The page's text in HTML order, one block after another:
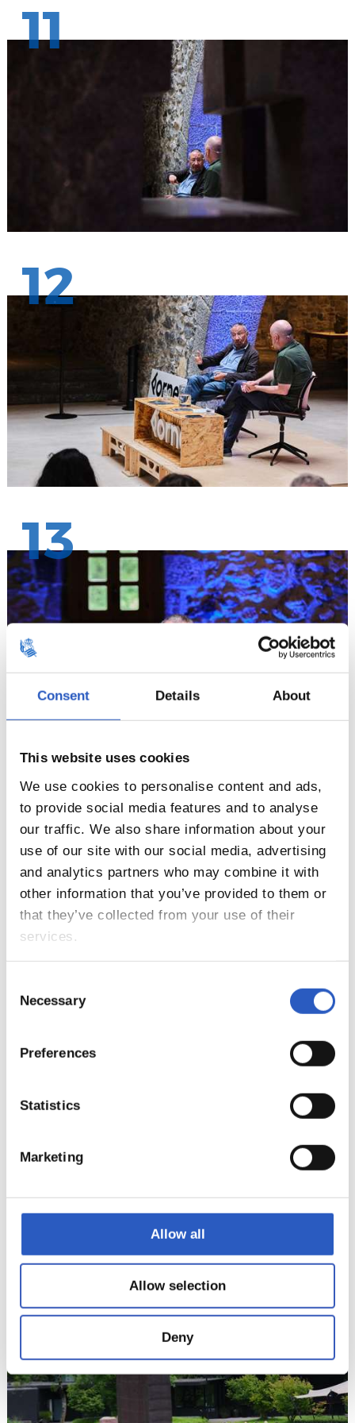
Consent Details About
This website uses cookies
We use cookies to personalise content and ads,
to provide social media features and to analyse
our traffic. We also share information about your
use of our site with our social media, advertising
and analytics partners who may combine it with
other information that you’ve provided to them or
that they’ve collected from your use of their
services.
Selection
Necessary
Preferences
Statistics
Marketing
Allow all
Allow selection
Deny
11
12
13
14
15
16